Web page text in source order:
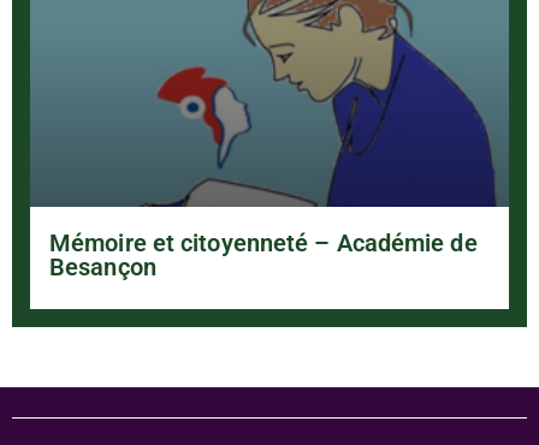
Mémoire et citoyenneté – Académie de
Besançon